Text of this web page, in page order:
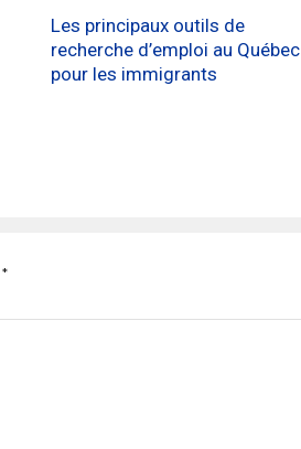
Les principaux outils de
recherche d’emploi au Québec
pour les immigrants
*